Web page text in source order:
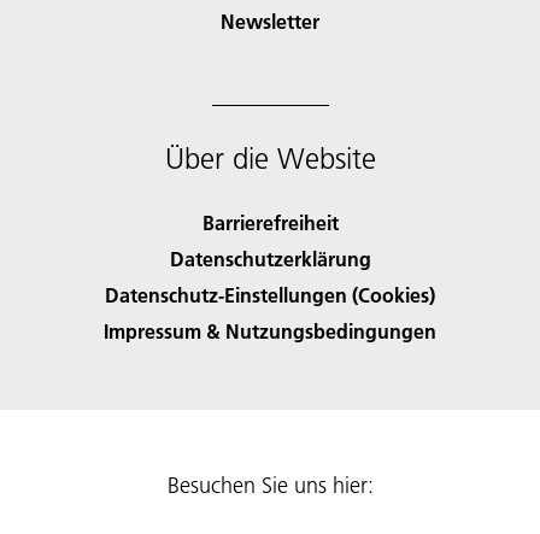
Newsletter
Über die Website
Barrierefreiheit
Datenschutzerklärung
Datenschutz-Einstellungen (Cookies)
Impressum & Nutzungsbedingungen
Besuchen Sie uns hier: